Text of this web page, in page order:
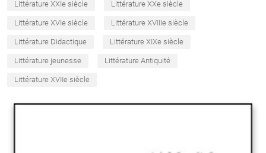
Littérature XXIe siècle Littérature XXe siècle
Littérature XVIe siècle Littérature XVIIIe siècle
Littérature Didactique Littérature XIXe siècle
Littérature jeunesse Littérature Antiquité
Littérature XVIIe siècle